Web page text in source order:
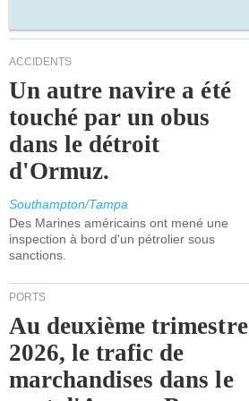
ACCIDENTS
Un autre navire a été
touché par un obus
dans le détroit
d'Ormuz.
Southampton/Tampa
Des Marines américains ont mené une
inspection à bord d'un pétrolier sous
sanctions.
PORTS
Au deuxième trimestre
2026, le trafic de
marchandises dans le